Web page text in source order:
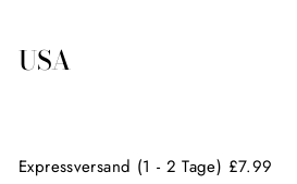
USA
Expressversand (1 - 2 Tage) £7.99